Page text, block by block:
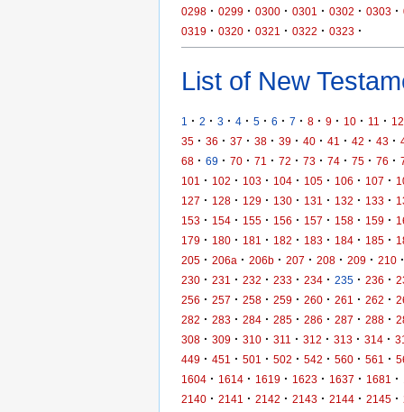
0298 · 0299 · 0300 · 0301 · 0302 · 0303 ·
0319 · 0320 · 0321 · 0322 · 0323 ·
List of New
1 · 2 · 3 · 4 · 5 · 6 · 7 · 8 · 9 · 10 · 11 · 12
35 · 36 · 37 · 38 · 39 · 40 · 41 · 42 · 43 ·
68 · 69 · 70 · 71 · 72 · 73 · 74 · 75 · 76 ·
101
· 102 · 103 · 104 · 105 · 106 · 107 ·
127 · 128 · 129 · 130 · 131 · 132 · 133 ·
153 · 154 · 155 · 156 · 157 · 158 · 159 ·
179 · 180 · 181 · 182 · 183 · 184 · 185 ·
205 · 206a · 206b · 207 · 208 · 209 · 210 ·
230 · 231 · 232 · 233 · 234 · 235 · 236 ·
256 · 257 · 258 · 259 · 260 · 261 · 262 ·
282 · 283 · 284 · 285 · 286 · 287 · 288 ·
308 · 309 · 310 · 311 · 312 · 313 · 314 ·
449 · 451 · 501 · 502 · 542 · 560 · 561 ·
1604 · 1614 · 1619 · 1623 · 1637 · 1681 ·
2140 · 2141 · 2142 · 2143 · 2144 · 2145 ·